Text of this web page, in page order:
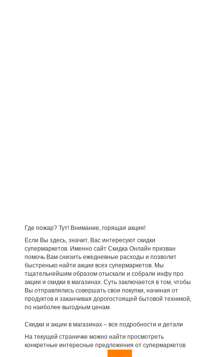
Где пожар? Тут! Внимание, горящая акция!
Если Вы здесь, значит, Вас интересуют скидки
супермаркетов. Именно сайт Скидка Онлайн призван
помочь Вам снизить ежедневные расходы и позволит
быстренько найти акции всех супермаркетов. Мы
тщательнейшим образом отыскали и собрали инфу про
акции и скидки в магазинах. Суть заключается в том, чтобы
Вы отправлялись совершать свои покупки, начиная от
продуктов и заканчивая дорогостоящей бытовой техникой,
по наиболее выгодным ценам.
Скидки и акции в магазинах – все подробности и детали
На текущей страничке можно найти просмотреть
конкретные интересные предложения от супермаркетов